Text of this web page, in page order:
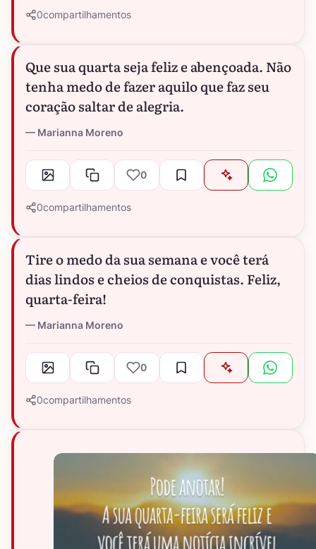
0compartilhamentos
Que sua quarta seja feliz e abençoada. Não
tenha medo de fazer aquilo que faz seu
coração saltar de alegria.
Marianna Moreno
0
0compartilhamentos
Tire o medo da sua semana e você terá
dias lindos e cheios de conquistas. Feliz,
quarta-feira!
Marianna Moreno
0
0compartilhamentos